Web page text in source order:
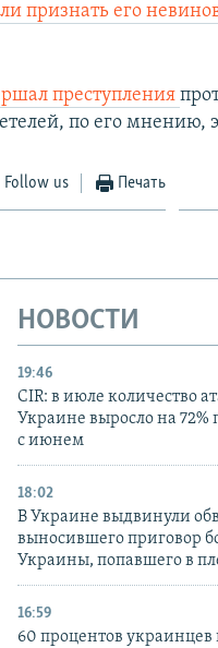
признать его
преступления
по его мнению,
Follow us Печать
НОВОСТИ
19:46
CIR: в июле количество
Украине выросло на 72%
с июнем
18:02
В Украине выдвинули
выносившего приговор
Украины, попавшего в
16:59
60 процентов украинцев